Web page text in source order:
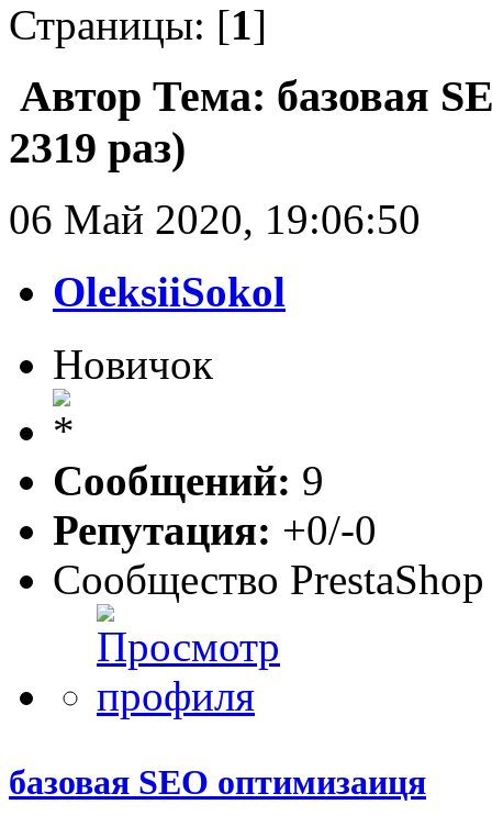
Страницы: [1]
Автор Тема: базовая
2319 раз)
06 Май 2020, 19:06:50
OleksiiSokol
Новичок
Сообщений: 9
Репутация: +0/-0
Сообщество PrestaShop
базовая SEO оптимизаиця